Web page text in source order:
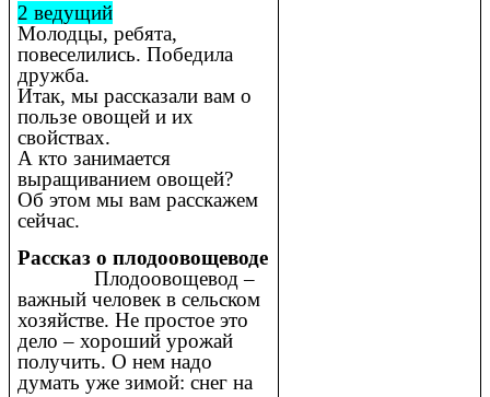
2 ведущий
Молодцы, ребята,
повеселились. Победила
дружба.
Итак, мы рассказали вам о
пользе овощей и их
свойствах.
А кто занимается
выращиванием овощей?
Об этом мы вам расскажем
сейчас.
Рассказ о плодоовощеводе
Плодоовощевод –
важный человек в сельском
хозяйстве. Не простое это
дело – хороший урожай
получить. О нем надо
думать уже зимой: снег на